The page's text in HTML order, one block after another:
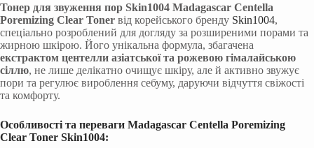
Тонер для звуження пор Skin1004 Madagascar Centella
Poremizing Clear Toner від корейського бренду Skin1004,
спеціально розроблений для догляду за розширеними порами та
жирною шкірою. Його унікальна формула, збагачена
екстрактом центелли азіатської та рожевою гімалайською
сіллю, не лише делікатно очищує шкіру, але й активно звужує
пори та регулює вироблення себуму, даруючи відчуття свіжості
та комфорту.
Особливості та переваги Madagascar Centella Poremizing
Clear Toner Skin1004: